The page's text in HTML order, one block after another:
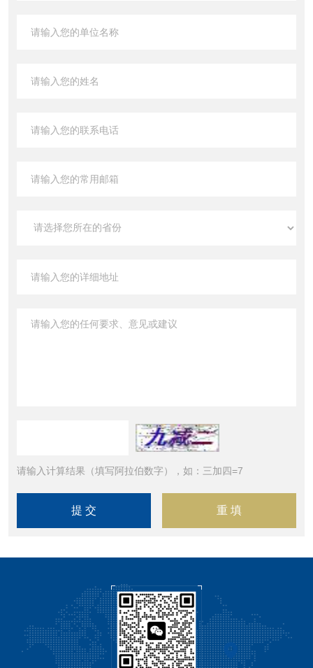
请输入计算结果（填写阿拉伯数字），如：三加四=7